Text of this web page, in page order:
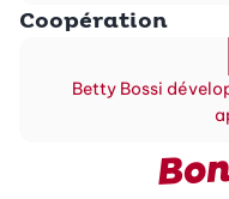
Coopération
Betty Bossi